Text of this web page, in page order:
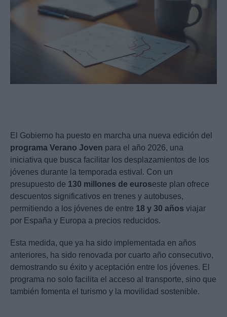
El Gobierno ha puesto en marcha una nueva edición del
programa Verano Joven para el año 2026, una
iniciativa que busca facilitar los desplazamientos de los
jóvenes durante la temporada estival. Con un
presupuesto de 130 millones de euroseste plan ofrece
descuentos significativos en trenes y autobuses,
permitiendo a los jóvenes de entre 18 y 30 años viajar
por España y Europa a precios reducidos.
Esta medida, que ya ha sido implementada en años
anteriores, ha sido renovada por cuarto año consecutivo,
demostrando su éxito y aceptación entre los jóvenes. El
programa no solo facilita el acceso al transporte, sino que
también fomenta el turismo y la movilidad sostenible.